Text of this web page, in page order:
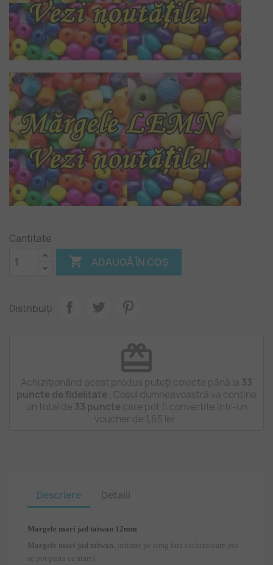
Cantitate
 ADAUGĂ ÎN COȘ
Distribuiți
redeem
Achiziționând acest produs puteți colecta până la 33
puncte de fidelitate . Coșul dumneavoastră va conține
un total de 33 puncte care pot fi convertite într-un
voucher de 1,65 lei
Descriere Detalii
Margele mari jad taiwan 12mm
Margele mari jad taiwan, insirate pe sirag fara inchizatoare (nu
se pot purta ca atare).